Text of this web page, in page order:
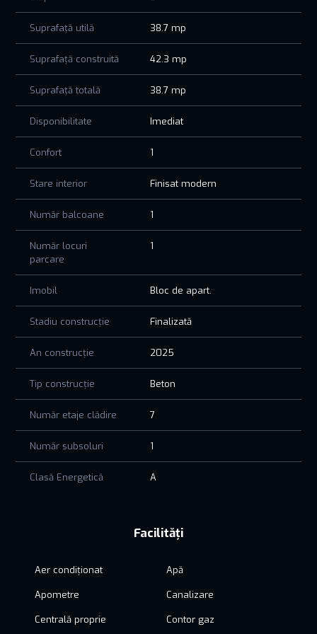
dezvoltare, aproape de plajă, restaurante și zone de
agrement.
Prețul afișat nu conține Tva.
contactați.
Suprafață utilă 38.7 mp
Suprafață construită 42.3 mp
Suprafață totală 38.7 mp
Disponibilitate Imediat
Confort 1
Stare interior Finisat modern
Număr balcoane 1
Număr locuri
parcare
1
Imobil Bloc de apart.
Stadiu construcție Finalizată
An construcție 2025
Tip construcție Beton
Număr etaje clădire 7
Număr subsoluri 1
Clasă Energetică A
Facilități
Aer condiționat Apă
Apometre Canalizare
Centrală proprie Contor gaz